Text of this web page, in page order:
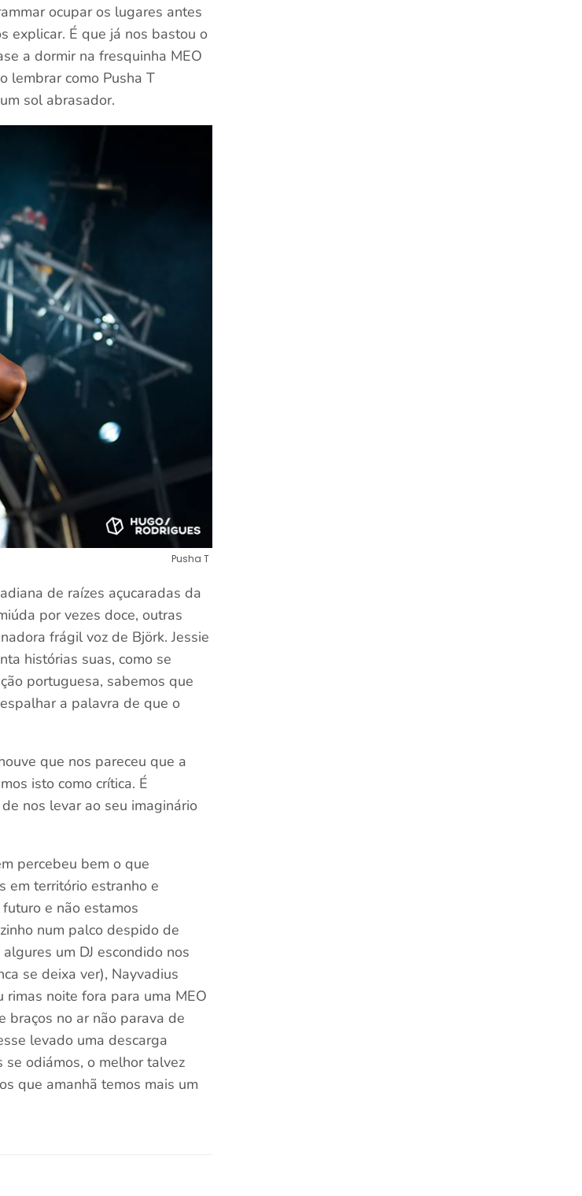
ocupar os lugares antes
explicar. É que já nos bastou o
a dormir na fresquinha MEO
lembrar como Pusha T
sol abrasador.
Pusha T
de raízes açucaradas da
por vezes doce, outras
frágil voz de Björk. Jessie
histórias suas, como se
portuguesa, sabemos que
a palavra de que o
que nos pareceu que a
isto como crítica. É
nos levar ao seu imaginário
percebeu bem o que
em território estranho e
e não estamos
num palco despido de
um DJ escondido nos
se deixa ver), Nayvadius
noite fora para uma MEO
braços no ar não parava de
levado uma descarga
se odiámos, o melhor talvez
que amanhã temos mais um